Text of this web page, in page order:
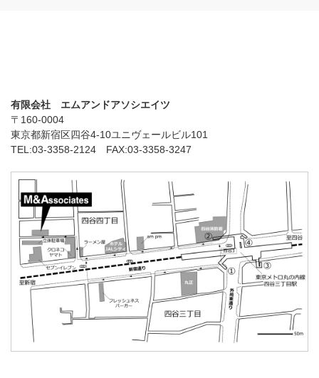
有限会社 エムアンドアソシエイツ
〒160-0004
東京都新宿区四谷4-10ユニヴェールビル101
TEL:03-3358-2124 FAX:03-3358-3247